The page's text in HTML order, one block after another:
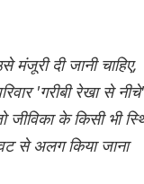
मंजूरी दी जानी चाहिए,
'गरीबी रेखा से
के किसी भी
से अलग किया जाना